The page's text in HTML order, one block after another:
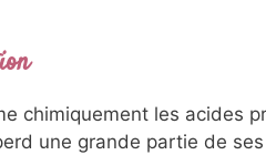
chimiquement les acides
une grande partie de